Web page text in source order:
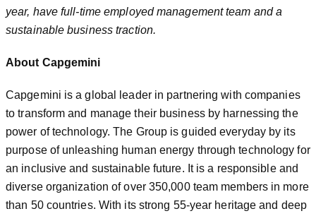
year, have full-time employed management team and a
sustainable business traction.
About Capgemini
Capgemini is a global leader in partnering with companies
to transform and manage their business by harnessing the
power of technology. The Group is guided everyday by its
purpose of unleashing human energy through technology for
an inclusive and sustainable future. It is a responsible and
diverse organization of over 350,000 team members in more
than 50 countries. With its strong 55-year heritage and deep